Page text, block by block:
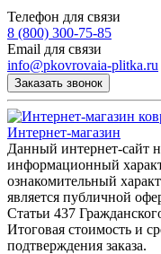
Телефон для связи
8 (800) 300-75-85
Email для связи
info@pkovrovaia-plitka.ru
Заказать звонок
Интернет-магазин
Данный интернет-сайт
информационный
ознакомительный
является публичной
Статьи 437
Итоговая стоимость и
подтверждения заказа.